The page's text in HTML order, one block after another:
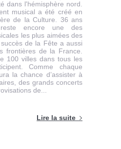
dans l'hémisphère nord.
musical a été créé en
de la Culture. 36 ans
encore une des
les plus aimées des
de la Fête a aussi
frontières de la France.
100 villes dans tous les
Comme chaque
la chance d’assister à
des grands concerts
de...
Lire la suite